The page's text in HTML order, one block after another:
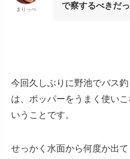
まりっぺ
で察するべきだっ
今回久しぶりに野池でバス
は、ポッパーをうまく使い
いうことです。
せっかく水面から何度か出